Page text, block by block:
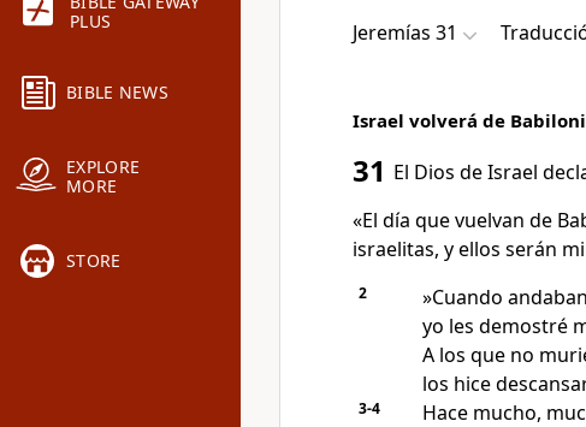
PLUS
BIBLE NEWS
EXPLORE
MORE
STORE
Jeremías 31
Israel volverá de
31 El Dios de Israel
«El día que vuelvan de
israelitas, y ellos serán
2
»Cuando
yo les demostré
A los que no
los hice
3-4
Hace mucho,